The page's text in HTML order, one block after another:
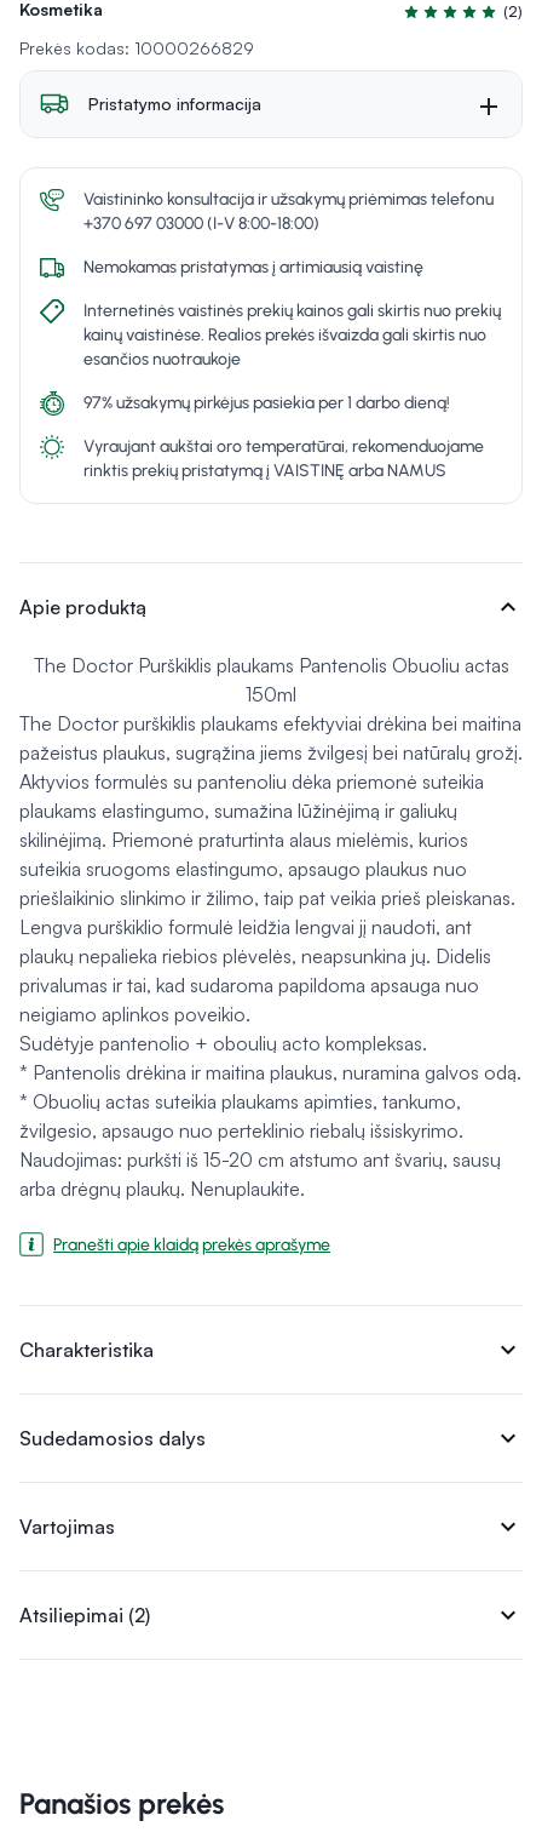
Kosmetika
Įvertinimas 5.0
(2)
Prekės kodas: 10000266829
Pristatymo informacija
Vaistininko konsultacija ir užsakymų priėmimas telefonu
+370 697 03000 (I-V 8:00-18:00)
Nemokamas pristatymas į artimiausią vaistinę
Internetinės vaistinės prekių kainos gali skirtis nuo prekių
kainų vaistinėse. Realios prekės išvaizda gali skirtis nuo
esančios nuotraukoje
97% užsakymų pirkėjus pasiekia per 1 darbo dieną!
Vyraujant aukštai oro temperatūrai, rekomenduojame
rinktis prekių pristatymą į VAISTINĘ arba NAMUS
Apie produktą expand_more
The Doctor Purškiklis plaukams Pantenolis Obuoliu actas
150ml
The Doctor purškiklis plaukams efektyviai drėkina bei maitina
pažeistus plaukus, sugrąžina jiems žvilgesį bei natūralų grožį.
Aktyvios formulės su pantenoliu dėka priemonė suteikia
plaukams elastingumo, sumažina lūžinėjimą ir galiukų
skilinėjimą. Priemonė praturtinta alaus mielėmis, kurios
suteikia sruogoms elastingumo, apsaugo plaukus nuo
priešlaikinio slinkimo ir žilimo, taip pat veikia prieš pleiskanas.
Lengva purškiklio formulė leidžia lengvai jį naudoti, ant
plaukų nepalieka riebios plėvelės, neapsunkina jų. Didelis
privalumas ir tai, kad sudaroma papildoma apsauga nuo
neigiamo aplinkos poveikio.
Sudėtyje pantenolio + oboulių acto kompleksas.
* Pantenolis drėkina ir maitina plaukus, nuramina galvos odą.
* Obuolių actas suteikia plaukams apimties, tankumo,
žvilgesio, apsaugo nuo perteklinio riebalų išsiskyrimo.
Naudojimas: purkšti iš 15-20 cm atstumo ant švarių, sausų
arba drėgnų plaukų. Nenuplaukite.
Pranešti apie klaidą prekės aprašyme
Charakteristika expand_more
Sudedamosios dalys expand_more
Vartojimas expand_more
Atsiliepimai (2) expand_more
Panašios prekės